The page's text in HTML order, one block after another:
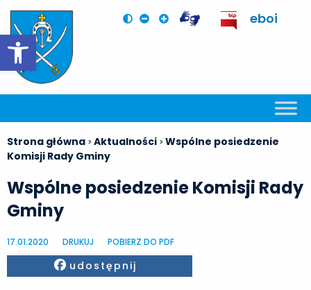
Otwórz pasek narzędzi
eboi
Strona główna >Aktualności >Wspólne posiedzenie
Komisji Rady Gminy
Wspólne posiedzenie Komisji Rady
Gminy
17.01.2020 DRUKUJ POBIERZ DO PDF
Facebook
udostępnij